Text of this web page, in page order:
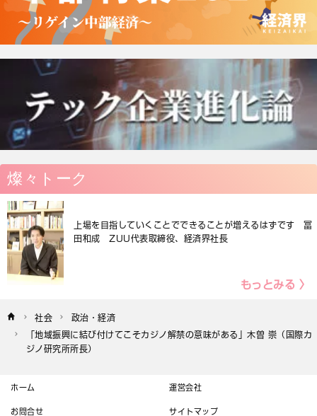
燦々トーク
上場を目指していくことでできることが増えるはずです 冨
田和成 ZUU代表取締役、経済界社長
もっとみる 〉
社会
政治・経済
「地域振興に結び付けてこそカジノ解禁の意味がある」木曽 崇（国際カ
ジノ研究所所長）
ホーム 運営会社
お問合せ サイトマップ